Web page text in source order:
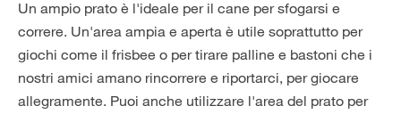
Un ampio prato è l'ideale per il cane per sfogarsi e
correre. Un'area ampia e aperta è utile soprattutto per
giochi come il frisbee o per tirare palline e bastoni che i
nostri amici amano rincorrere e riportarci, per giocare
allegramente. Puoi anche utilizzare l'area del prato per